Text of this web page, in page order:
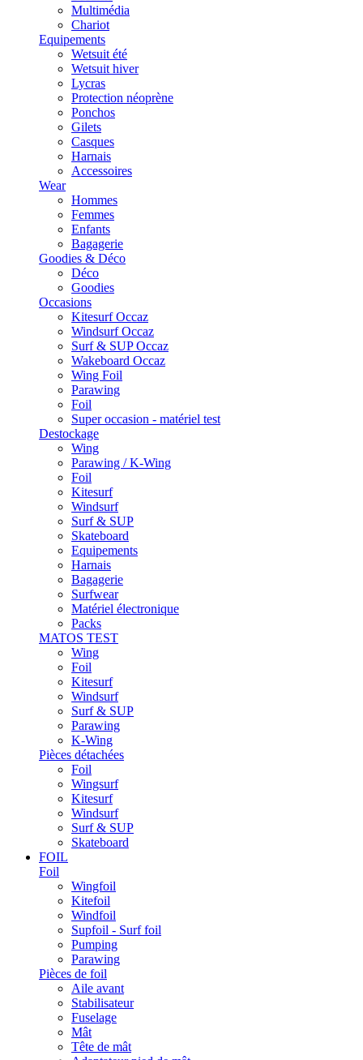
Multimédia
Chariot
Equipements
Wetsuit été
Wetsuit hiver
Lycras
Protection néoprène
Ponchos
Gilets
Casques
Harnais
Accessoires
Wear
Hommes
Femmes
Enfants
Bagagerie
Goodies & Déco
Déco
Goodies
Occasions
Kitesurf Occaz
Windsurf Occaz
Surf & SUP Occaz
Wakeboard Occaz
Wing Foil
Parawing
Foil
Super occasion - matériel test
Destockage
Wing
Parawing / K-Wing
Foil
Kitesurf
Windsurf
Surf & SUP
Skateboard
Equipements
Harnais
Bagagerie
Surfwear
Matériel électronique
Packs
MATOS TEST
Wing
Foil
Kitesurf
Windsurf
Surf & SUP
Parawing
K-Wing
Pièces détachées
Foil
Wingsurf
Kitesurf
Windsurf
Surf & SUP
Skateboard
FOIL
Foil
Wingfoil
Kitefoil
Windfoil
Supfoil - Surf foil
Pumping
Parawing
Pièces de foil
Aile avant
Stabilisateur
Fuselage
Mât
Tête de mât